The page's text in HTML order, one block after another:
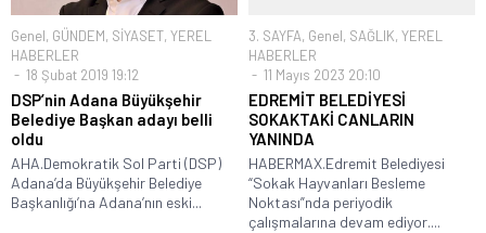
Genel, GÜNDEM, SİYASET, YEREL
HABERLER
18 Şubat 2019 19:12
DSP’nin Adana Büyükşehir
Belediye Başkan adayı belli
oldu
AHA.Demokratik Sol Parti (DSP)
Adana’da Büyükşehir Belediye
Başkanlığı’na Adana’nın eski...
3. SAYFA, Genel, SAĞLIK, YEREL
HABERLER
11 Mayıs 2023 20:10
EDREMİT BELEDİYESİ
SOKAKTAKİ CANLARIN
YANINDA
HABERMAX.Edremit Belediyesi
“Sokak Hayvanları Besleme
Noktası”nda periyodik
çalışmalarına devam ediyor....